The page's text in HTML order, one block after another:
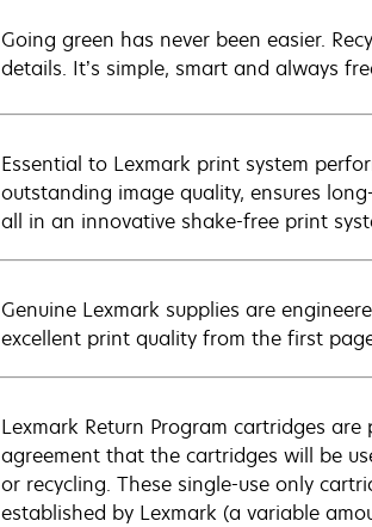
Going green has never been easier.
details. It’s simple, smart and always
Essential to Lexmark print system
outstanding image quality, ensures
all in an innovative shake-free print
Genuine Lexmark supplies are
excellent print quality from the first
Lexmark Return Program cartridges
agreement that the cartridges will be
or recycling. These single-use only
established by Lexmark (a variable